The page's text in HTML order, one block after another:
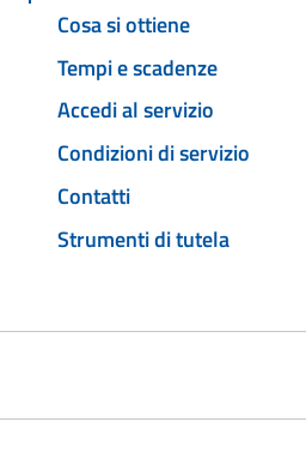
Cosa si ottiene
Tempi e scadenze
Accedi al servizio
Condizioni di servizio
Contatti
Strumenti di tutela